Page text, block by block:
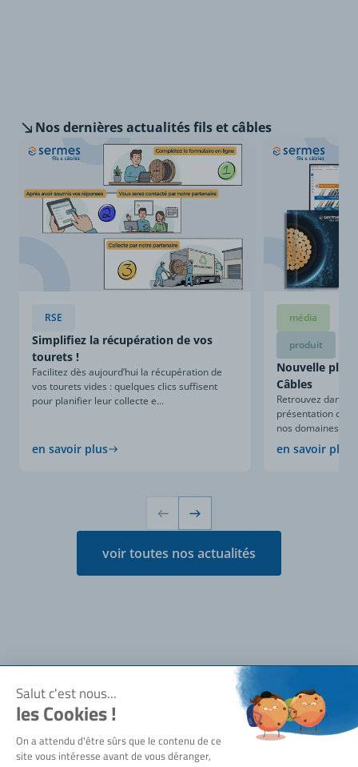
Nos dernièresactualités fils et câbles
RSE
Simplifiez la récupération de vos
tourets !
Facilitez dès aujourd’hui la récupération de
vos tourets vides : quelques clics suffisent
pour planifier leur collecte e...
en savoir plus
média
produit
Nouvelle
Câbles
Retrouvez dans
présentation
nos domaines
en savoir plus
voir toutes nos actualités
Notre société
Qui sommes-nous ?
Besoin d'aide ?